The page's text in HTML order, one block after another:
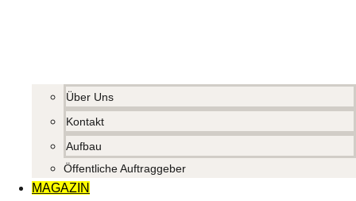
Über Uns
Kontakt
Aufbau
Öffentliche Auftraggeber
MAGAZIN